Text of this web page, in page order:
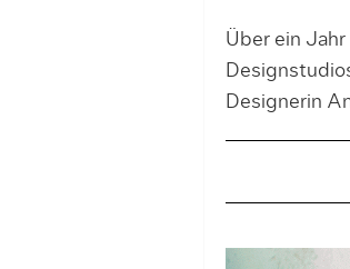
Über ein
Designerin